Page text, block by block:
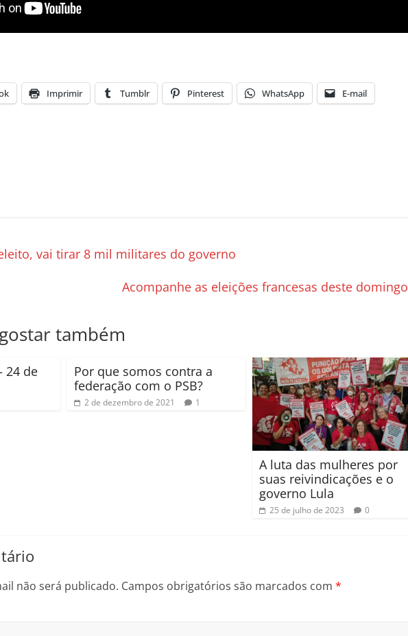
Imprimir Tumblr Pinterest WhatsApp E-mail
vai tirar 8 mil militares do governo
Acompanhe as eleições francesas deste domingo
também
24 de
Por que somos contra a
federação com o PSB?
2 de dezembro de 2021 1
A luta das mulheres por
suas reivindicações e o
governo Lula
25 de julho de 2023 0
não será publicado. Campos obrigatórios são marcados com *